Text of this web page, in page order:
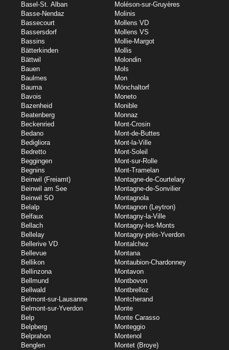
Basel-St. Alban
Basse-Nendaz
Bassecourt
Bassersdorf
Bassins
Bätterkinden
Bättwil
Bauen
Baulmes
Bauma
Bavois
Bazenheid
Beatenberg
Beckenried
Bedano
Bedigliora
Bedretto
Beggingen
Begnins
Beinwil (Freiamt)
Beinwil am See
Beinwil SO
Belalp
Belfaux
Bellach
Bellelay
Bellerive VD
Bellevue
Bellikon
Bellinzona
Bellmund
Bellwald
Belmont-sur-Lausanne
Belmont-sur-Yverdon
Belp
Belpberg
Belprahon
Benglen
Moléson-sur-Gruyères
Molinis
Mollens VD
Mollens VS
Mollie-Margot
Mollis
Molondin
Mols
Mon
Mönchaltorf
Moneto
Monible
Monnaz
Mont-Crosin
Mont-de-Buttes
Mont-la-Ville
Mont-Soleil
Mont-sur-Rolle
Mont-Tramelan
Montagne-de-Courtelary
Montagne-de-Sonvilier
Montagnola
Montagnon (Leytron)
Montagny-la-Ville
Montagny-les-Monts
Montagny-près-Yverdon
Montalchez
Montana
Montaubion-Chardonney
Montavon
Montbovon
Montbrelloz
Montcherand
Monte
Monte Carasso
Monteggio
Montenol
Montet (Broye)